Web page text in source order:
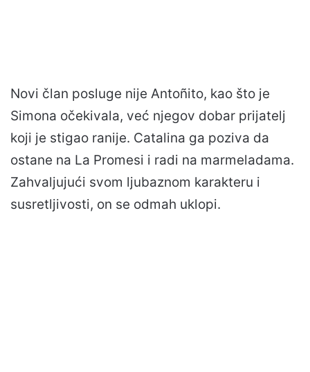
Novi član posluge nije Antoñito, kao što je
Simona očekivala, već njegov dobar prijatelj
koji je stigao ranije. Catalina ga poziva da
ostane na La Promesi i radi na marmeladama.
Zahvaljujući svom ljubaznom karakteru i
susretljivosti, on se odmah uklopi.